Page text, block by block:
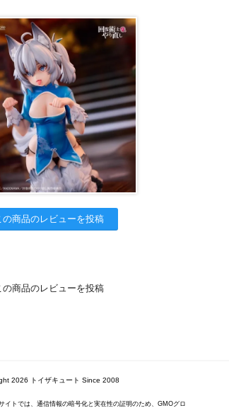
の商品のレビューを投稿
の商品のレビューを投稿
2026 トイザキュート Since 2008
イトでは、通信情報の暗号化と実在性の証明のため、GMOグロ